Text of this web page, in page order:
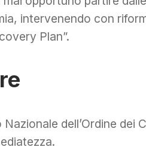
intervenendo con
Plan”.
dell’Ordine dei